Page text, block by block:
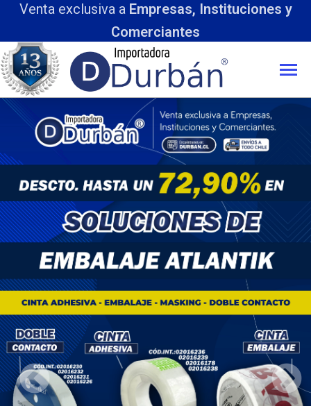
Venta exclusiva a Empresas, Instituciones y
Comerciantes